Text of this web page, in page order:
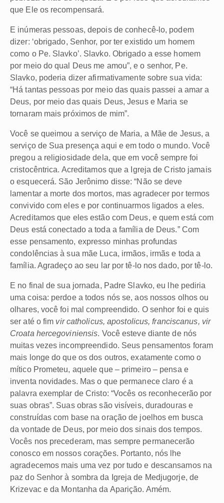
que Ele os recompensará.
E inúmeras pessoas, depois de conhecê-lo, podem
dizer: ‘obrigado, Senhor, por ter existido um homem
como o Pe. Slavko’. Slavko. Obrigado a esse homem
por meio do qual Deus me amou”, e o senhor, Pe.
Slavko, poderia dizer afirmativamente sobre sua vida:
“Há tantas pessoas por meio das quais passei a amar a
Deus, por meio das quais Deus, Jesus e Maria se
tornaram mais próximos de mim”.
Você se queimou a serviço de Maria, a Mãe de Jesus, a
serviço de Sua presença aqui e em todo o mundo. Você
pregou a religiosidade dela, que em você sempre foi
cristocêntrica. Acreditamos que a Igreja de Cristo jamais
o esquecerá. São Jerônimo disse: “Não se deve
lamentar a morte dos mortos, mas agradecer por termos
convivido com eles e por continuarmos ligados a eles.
Acreditamos que eles estão com Deus, e quem está com
Deus está conectado a toda a família de Deus.” Com
esse pensamento, expresso minhas profundas
condolências à sua mãe Luca, irmãos, irmãs e toda a
família. Agradeço ao seu lar por tê-lo nos dado, por tê-lo.
E no final de sua jornada, Padre Slavko, eu lhe pediria
uma coisa: perdoe a todos nós se, aos nossos olhos ou
olhares, você foi mal compreendido. O senhor foi e quis
ser até o fim vir catholicus, apostolicus, franciscanus, vir
Croata hercegoviniensis. Você esteve diante de nós
muitas vezes incompreendido. Seus pensamentos foram
mais longe do que os dos outros, exatamente como o
mítico Prometeu, aquele que – primeiro – pensa e
inventa novidades. Mas o que permanece claro é a
palavra exemplar de Cristo: “Vocês os reconhecerão por
suas obras”. Suas obras são visíveis, duradouras e
construídas com base na oração de joelhos em busca
da vontade de Deus, por meio dos sinais dos tempos.
Vocês nos precederam, mas sempre permanecerão
conosco em nossos corações. Portanto, nós lhe
agradecemos mais uma vez por tudo e descansamos na
paz do Senhor à sombra da Igreja de Medjugorje, de
Krizevac e da Montanha da Aparição. Amém.